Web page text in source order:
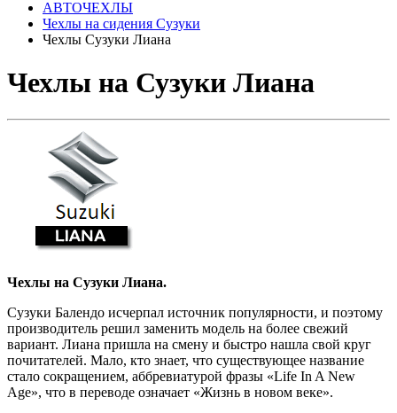
АВТОЧЕХЛЫ
Чехлы на сидения Сузуки
Чехлы Сузуки Лиана
Чехлы на Сузуки Лиана
Чехлы на Сузуки Лиана.
Сузуки Балендо исчерпал источник популярности, и поэтому
производитель решил заменить модель на более свежий
вариант. Лиана пришла на смену и быстро нашла свой круг
почитателей. Мало, кто знает, что существующее название
стало сокращением, аббревиатурой фразы «Life In A New
Age», что в переводе означает «Жизнь в новом веке».